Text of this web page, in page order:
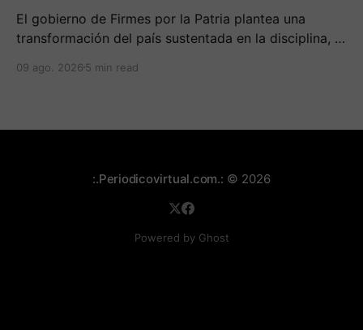
El gobierno de Firmes por la Patria plantea una
transformación del país sustentada en la disciplina, el
una mayor presencia de los uniformados en el
09 ago. 2026 5 min read
:.Periodicovirtual.com.: © 2026
Powered by Ghost